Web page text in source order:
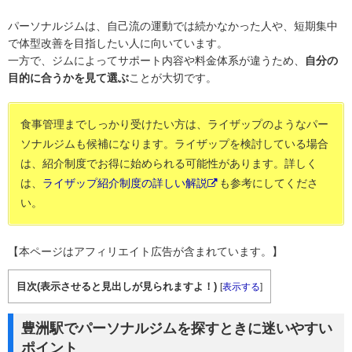
パーソナルジムは、自己流の運動では続かなかった人や、短期集中
で体型改善を目指したい人に向いています。
一方で、ジムによってサポート内容や料金体系が違うため、
自分の
目的に合うかを見て選ぶことが大切です。
食事管理までしっかり受けたい方は、ライザップのようなパー
ソナルジムも候補になります。ライザップを検討している場合
は、紹介制度でお得に始められる可能性があります。詳しく
は、 ライザップ紹介制度の詳しい解説
も参考にしてくださ
い。
【本ページはアフィリエイト広告が含まれています。】
目次(表示させると見出しが見られますよ！) [表示する]
豊洲駅でパーソナルジムを探すときに迷いやすい
ポイント